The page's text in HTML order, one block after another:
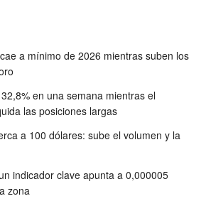
a mínimo de 2026 mientras suben los
en una semana mientras el
las posiciones largas
a 100 dólares: sube el volumen y la
indicador clave apunta a 0,000005
zona